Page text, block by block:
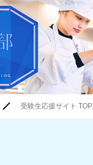
受験生応援サイト TOP